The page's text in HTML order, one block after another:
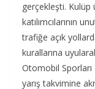
gerçekleşti. Kulüp
katılımcılarının
trafiğe açık
kurallarına
Otomobil Sporları
yarış takvimine